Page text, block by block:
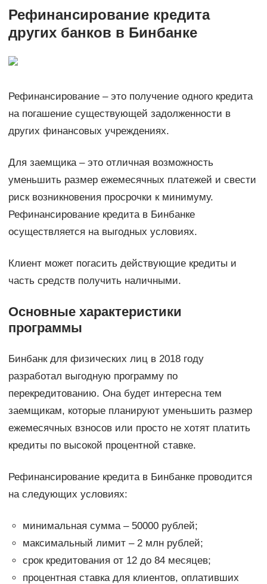
Рефинансирование кредита
других банков в Бинбанке
Рефинансирование – это получение одного кредита
на погашение существующей задолженности в
других финансовых учреждениях.
Для заемщика – это отличная возможность
уменьшить размер ежемесячных платежей и свести
риск возникновения просрочки к минимуму.
Рефинансирование кредита в Бинбанке
осуществляется на выгодных условиях.
Клиент может погасить действующие кредиты и
часть средств получить наличными.
Основные характеристики
программы
Бинбанк для физических лиц в 2018 году
разработал выгодную программу по
перекредитованию. Она будет интересна тем
заемщикам, которые планируют уменьшить размер
ежемесячных взносов или просто не хотят платить
кредиты по высокой процентной ставке.
Рефинансирование кредита в Бинбанке проводится
на следующих условиях:
минимальная сумма – 50000 рублей;
максимальный лимит – 2 млн рублей;
срок кредитования от 12 до 84 месяцев;
процентная ставка для клиентов, оплативших